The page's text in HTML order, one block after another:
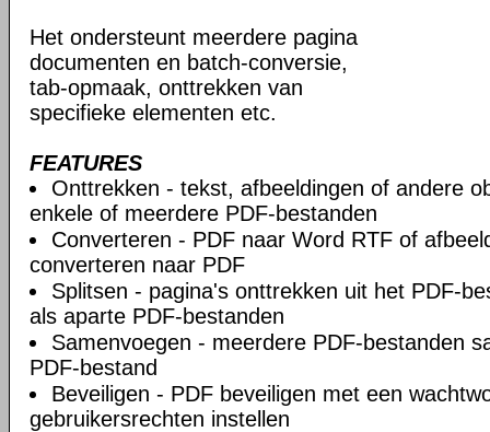
Het ondersteunt meerdere pagina
documenten en batch-conversie,
tab-opmaak, onttrekken van
specifieke elementen etc.
FEATURES
Onttrekken - tekst, afbeeldingen of andere
enkele of meerdere PDF-bestanden
Converteren - PDF naar Word RTF of
converteren naar PDF
Splitsen - pagina's onttrekken uit het PDF-
als aparte PDF-bestanden
Samenvoegen - meerdere PDF-bestanden
PDF-bestand
Beveiligen - PDF beveiligen met een
gebruikersrechten instellen